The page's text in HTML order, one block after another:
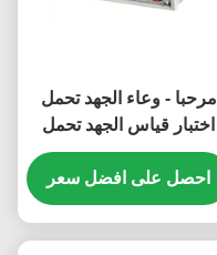
مرحبا - وعاء الجهد تحمل
اختبار قياس الجهد تحمل
القوة
احصل على افضل سعر